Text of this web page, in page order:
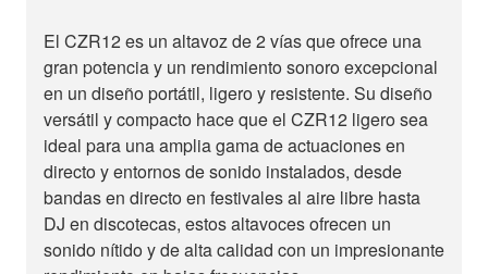
El CZR12 es un altavoz de 2 vías que ofrece una
gran potencia y un rendimiento sonoro excepcional
en un diseño portátil, ligero y resistente. Su diseño
versátil y compacto hace que el CZR12 ligero sea
ideal para una amplia gama de actuaciones en
directo y entornos de sonido instalados, desde
bandas en directo en festivales al aire libre hasta
DJ en discotecas, estos altavoces ofrecen un
sonido nítido y de alta calidad con un impresionante